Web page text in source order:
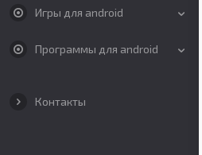
Игры для android
Программы для android
Контакты